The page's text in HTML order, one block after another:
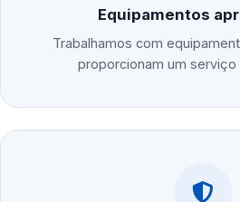
Equipamentos
Trabalhamos com
proporcionam um serviço